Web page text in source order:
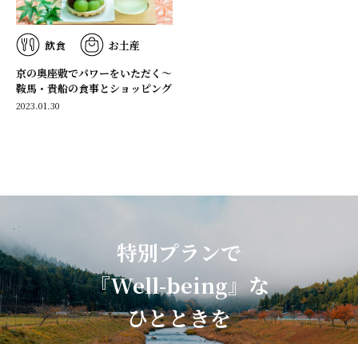
飲食
お土産
京の奥座敷でパワーをいただく～
鞍馬・貴船の食事とショッピング
2023.01.30
特別プランで
『Well-being』な
ひとときを